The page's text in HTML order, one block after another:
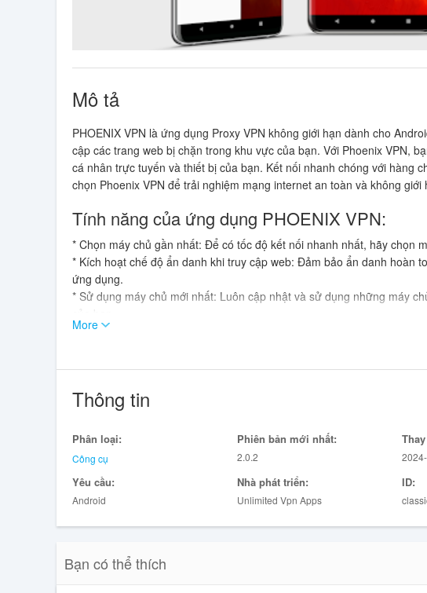
Mô tả
PHOENIX VPN là ứng dụng Proxy VPN không giới hạn dành cho
cập các trang web bị chặn trong khu vực của bạn. Với Phoenix VPN,
cá nhân trực tuyến và thiết bị của bạn. Kết nối nhanh chóng với hàng
chọn Phoenix VPN để trải nghiệm mạng internet an toàn và không giới
Tính năng của ứng dụng PHOENIX VPN:
* Chọn máy chủ gần nhất: Để có tốc độ kết nối nhanh nhất, hãy chọn
* Kích hoạt chế độ ẩn danh khi truy cập web: Đảm bảo ẩn danh hoàn
ứng dụng.
* Sử dụng máy chủ mới nhất: Luôn cập nhật và sử dụng những máy
PHOENIX VPN là lựa chọn tốt cho việc truy cập web một cách an
cá nhân, mở khóa trang web và ứng dụng, và kết nối tức thì với máy
kỳ rắc rối nào. Hãy tải PHOENIX VPN ngay hôm nay để bắt đầu trải
More
Thông tin
Phân loại:
Công cụ
Phiên bản mới nhất:
2.0.2
Yêu cầu:
Android
Nhà phát triển:
Unlimited Vpn Apps
ID:
Bạn có thể thích